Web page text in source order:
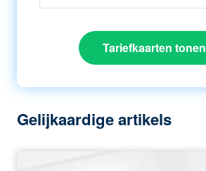
Tariefkaarten tonen
Gelijkaardige artikels